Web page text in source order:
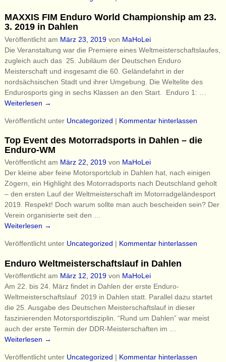
MAXXIS FIM Enduro World Championship am 23.
3. 2019 in Dahlen
Veröffentlicht am März 23, 2019 von MaHoLei
Die Veranstaltung war die Premiere eines Weltmeisterschaftslaufes,
zugleich auch das 25. Jubiläum der Deutschen Enduro
Meisterschaft und insgesamt die 60. Geländefahrt in der
nordsächsischen Stadt und ihrer Umgebung. Die Weltelite des
Endurosports ging in sechs Klassen an den Start. Enduro 1:
Weiterlesen →
Veröffentlicht unter Uncategorized | Kommentar hinterlassen
Top Event des Motorradsports in Dahlen – die
Enduro-WM
Veröffentlicht am März 22, 2019 von MaHoLei
Der kleine aber feine Motorsportclub in Dahlen hat, nach einigen
Zögern, ein Highlight des Motorradsports nach Deutschland geholt
– den ersten Lauf der Weltmeisterschaft im Motorradgeländesport
2019. Respekt! Doch warum sollte man auch bescheiden sein? Der
Verein organisierte seit den …
Weiterlesen →
Veröffentlicht unter Uncategorized | Kommentar hinterlassen
Enduro Weltmeisterschaftslauf in Dahlen
Veröffentlicht am März 12, 2019 von MaHoLei
Am 22. bis 24. März findet in Dahlen der erste Enduro-
Weltmeisterschaftslauf 2019 in Dahlen statt. Parallel dazu startet
die 25. Ausgabe des Deutschen Meisterschaftslauf in dieser
faszinierenden Motorsportdisziplin. “Rund um Dahlen” war meist
auch der erste Termin der DDR-Meisterschaften im
Weiterlesen →
Veröffentlicht unter Uncategorized | Kommentar hinterlassen